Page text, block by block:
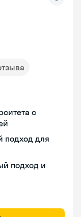
с
подход для
подход и